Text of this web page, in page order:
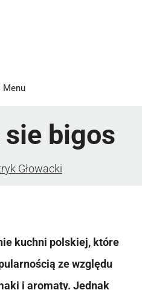
Menu
bigos
Głowacki
kuchni polskiej, które
ze względu
i aromaty. Jednak